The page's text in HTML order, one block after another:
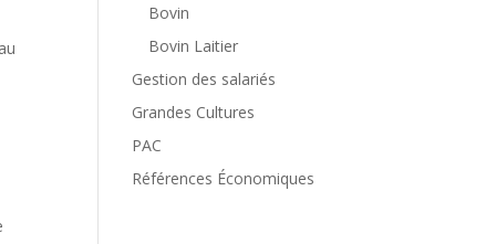
Bovin
Bovin Laitier
Gestion des salariés
Grandes Cultures
PAC
Références Économiques